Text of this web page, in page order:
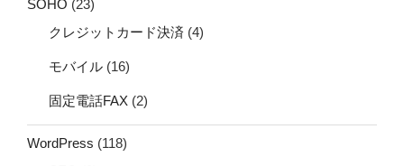
SOHO (23)
クレジットカード決済 (4)
モバイル (16)
固定電話FAX (2)
WordPress (118)